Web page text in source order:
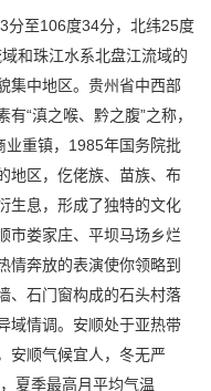
分至106度34分，北纬25度
和珠江水系北盘江流域的
集中地区。贵州省中西部
“滇之喉、黔之腹”之称，
业重镇，1985年国务院批
地区，仡佬族、苗族、布
生息，形成了独特的文化
市娄家庄、平坝马场乡烂
情奔放的表演使你领略到
、石门窗构成的石头村落
域情调。安顺处于亚热带
安顺气候宜人，冬无严
夏季最高月平均气温